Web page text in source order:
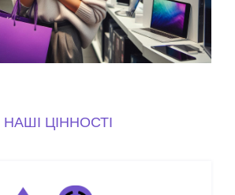
НАШІ ЦІННОСТІ